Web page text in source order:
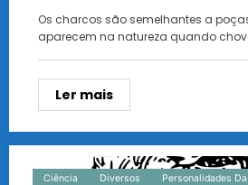
Os charcos são semelhantes a
aparecem na natureza quando
Ler mais
Ciência Diversos Personalidades